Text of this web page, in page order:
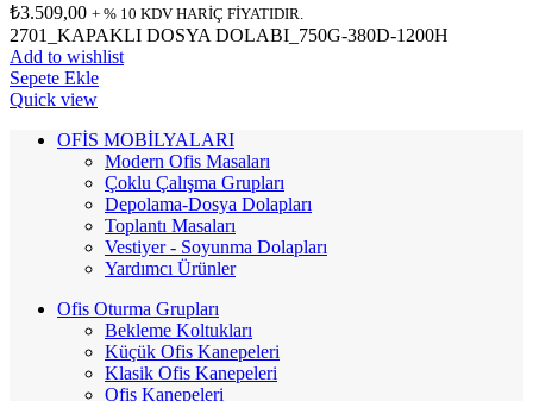
₺3.509,00 + % 10 KDV HARİÇ FİYATIDIR.
2701_KAPAKLI DOSYA DOLABI_750G-380D-1200H
Add to wishlist
Sepete Ekle
Quick view
OFİS MOBİLYALARI
Modern Ofis Masaları
Çoklu Çalışma Grupları
Depolama-Dosya Dolapları
Toplantı Masaları
Vestiyer - Soyunma Dolapları
Yardımcı Ürünler
Ofis Oturma Grupları
Bekleme Koltukları
Küçük Ofis Kanepeleri
Klasik Ofis Kanepeleri
Ofis Kanepeleri